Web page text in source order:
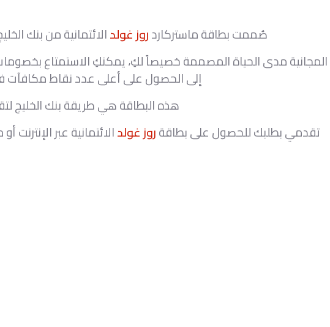
صُممت بطاقة ماستركاردروز غولدالائتمانية من بنك
مدى الحياة المصممة خصيصاً لكِ، يمكنكِ الاستمتاع
إلى الحصول على أعلى عدد نقاط مكافآت
هذه البطاقة هي طريقة بنك الخليج
تقدمي بطلبك للحصول على بطاقةروز غولدالائتمانية عبر